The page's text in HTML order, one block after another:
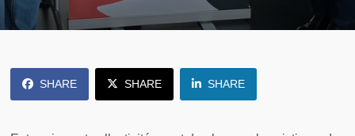
SHARE SHARE SHARE